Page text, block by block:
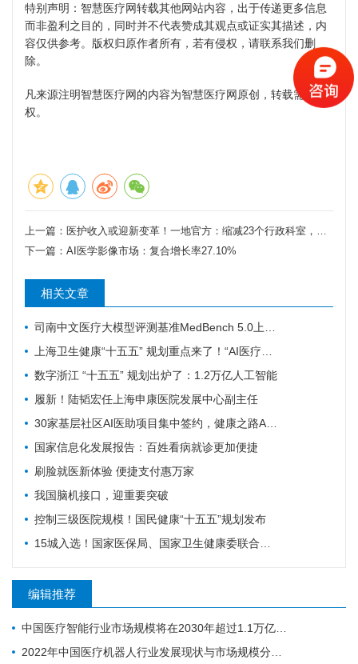
特别声明：智慧医疗网转载其他网站内容，出于传递更多信息
而非盈利之目的，同时并不代表赞成其观点或证实其描述，内
容仅供参考。版权归原作者所有，若有侵权，请联系我们删
除。
凡来源注明智慧医疗网的内容为智慧医疗网原创，转载需获授
权。
上一篇： 医护收入或迎新变革！一地官方：缩减23个行政科室，行政后勤与一线人员人均薪酬比下降15%
下一篇： AI医学影像市场：复合增长率27.10%
相关文章
司南中文医疗大模型评测基准MedBench 5.0上新，超31万次评测持续筑牢安全防线
上海卫生健康“十五五” 规划重点来了！“AI医疗覆盖率100%”成硬指标
数字浙江 “十五五” 规划出炉了：1.2万亿人工智能
履新！陆韬宏任上海申康医院发展中心副主任
30家基层社区AI医助项目集中签约，健康之路AI数字员工规模化落地再提速
国家信息化发展报告：百姓看病就诊更加便捷
刷脸就医新体验 便捷支付惠万家
我国脑机接口，迎重要突破
控制三级医院规模！国民健康“十五五”规划发布
15城入选！国家医保局、国家卫生健康委联合确定基层医疗卫生重点联系城市
编辑推荐
中国医疗智能行业市场规模将在2030年超过1.1万亿元人民币
2022年中国医疗机器人行业发展现状与市场规模分析 行业处于高速增长期